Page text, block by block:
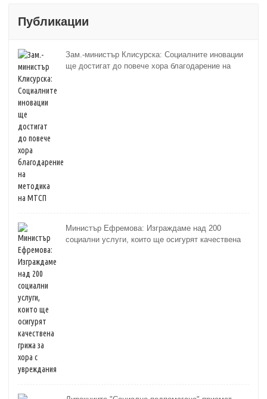
Публикации
Зам.-министър Клисурска: Социалните иновации
ще достигат до повече хора благодарение на
Министър Ефремова: Изграждаме над 200
социални услуги, които ще осигурят качествена